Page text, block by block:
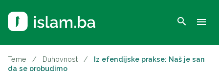
search menu
Teme / Duhovnost /
Iz efendijske prakse: Naš je san
da se probudimo